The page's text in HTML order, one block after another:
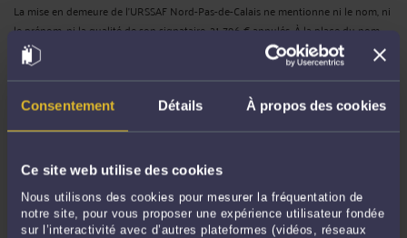
Consentement Détails À propos des cookies
Ce site web utilise des cookies
Nous utilisons des cookies pour mesurer la fréquentation de
notre site, pour vous proposer une expérience utilisateur fondée
sur l’interactivité avec d’autres plateformes (vidéos, réseaux
La mise en demeure de l'URSSAF Nord-Pas-de-Calais ne mentionne ni le nom, ni
le prénom, ni la qualité de son signataire. 21 796 € annulés. À la place du nom,
une formule. « Le directeur (ou son délégataire) », suivie d'une signature. Rien
d'autre. Pas de patronyme. Pas de qualité. ...